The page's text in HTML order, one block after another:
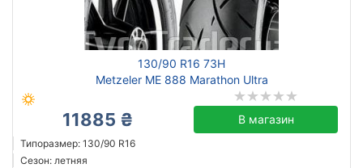
130/90 R16 73H
Metzeler ME 888 Marathon Ultra
11885 ₴ В магазин
Типоразмер: 130/90 R16
Сезон: летняя